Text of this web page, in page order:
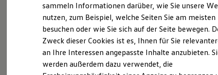
Reichweite
Reichweite der ID. Modelle
Reichweite im Winter
Laden
Laden unterwegs
Laden Zuhause
Probefahrt vereinbaren
Fahrzeugangebot anfordern
sammeln Informationen darüber, wie Sie unsere
nutzen, zum Beispiel, welche Seiten Sie am meisten
besuchen oder wie Sie sich auf der Seite bewegen.
Zweck dieser Cookies ist es, Ihnen für Sie
an Ihre Interessen angepasste Inhalte anzubieten.
werden außerdem dazu verwendet, die